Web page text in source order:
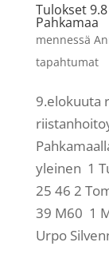
Tulokset
Pahkamaa
mennessä
tapahtumat
9.elokuuta
yleinen 1
25 46 2
39 M60 1
Urpo